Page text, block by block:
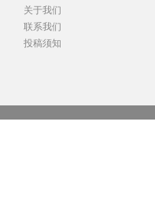
关于我们
联系我们
投稿须知